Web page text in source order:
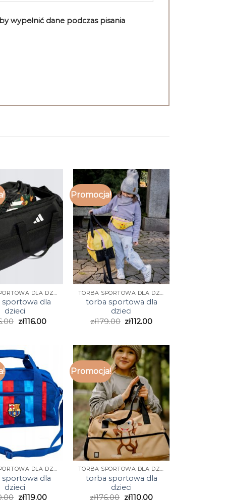
wypełnić dane podczas pisania
dla
dzieci
zł116.00
Promocja!
torba sportowa dla
dzieci
zł179.00 zł112.00
TORBA SPORTOWA DLA DZIECI
dla
dzieci
zł119.00
Promocja!
TORBA SPORTOWA DLA DZIECI
torba sportowa dla
dzieci
zł176.00 zł110.00